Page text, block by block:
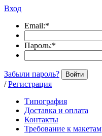
Вход
Email:*
Пароль:*
Забыли пароль? Войти
/ Регистрация
Типография
Доставка и оплата
Контакты
Требование к макетам